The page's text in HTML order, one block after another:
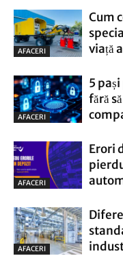
AFACERI
Cum
viață
AFACERI
5
fără
AFACERI
Erori
AFACERI